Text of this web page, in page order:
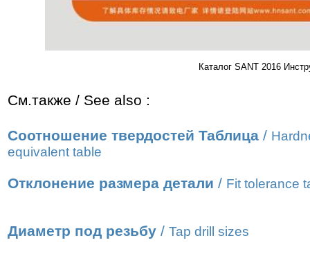
Каталог SANT 2016
См.также / See also :
Соотношение твердостей Таблица /
equivalent table
Отклонение размера детали / Fit tolerance
Диаметр под резьбу / Tap drill sizes